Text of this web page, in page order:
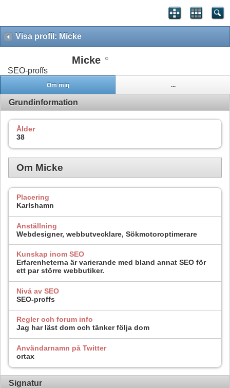
Visa profil: Micke
Micke
SEO-proffs
Om mig ...
Grundinformation
Ålder
38
Om Micke
Placering
Karlshamn
Anställning
Webdesigner, webbutvecklare, Sökmotoroptimerare
Kunskap inom SEO
Erfarenheterna är varierande med bland annat SEO för
ett par större webbutiker.
Nivå av SEO
SEO-proffs
Regler och forum info
Jag har läst dom och tänker följa dom
Användarnamn på Twitter
ortax
Signatur